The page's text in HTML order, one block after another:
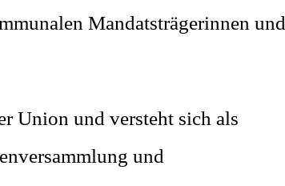
Mandatsträgerinnen und
Union und versteht sich als
und